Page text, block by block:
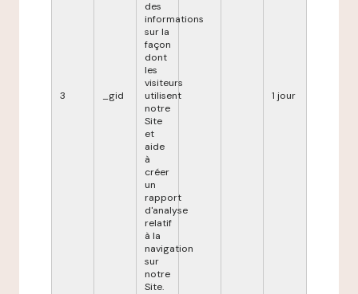
3 _gid
des
informations
sur la
façon
dont
les
visiteurs
utilisent
notre
Site
et
aide
à
créer
un
rapport
d'analyse
relatif
à la
navigation
sur
notre
Site.
1 jour